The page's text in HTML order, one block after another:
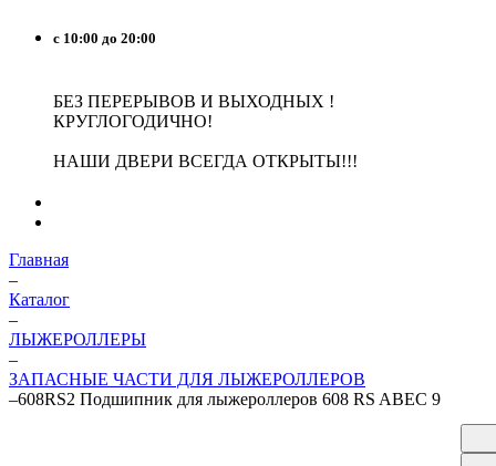
с 10:00 до 20:00
БЕЗ ПЕРЕРЫВОВ И ВЫХОДНЫХ !
КРУГЛОГОДИЧНО!
НАШИ ДВЕРИ ВСЕГДА ОТКРЫТЫ!!!
Главная
–
Каталог
–
ЛЫЖЕРОЛЛЕРЫ
–
ЗАПАСНЫЕ ЧАСТИ ДЛЯ ЛЫЖЕРОЛЛЕРОВ
–608RS2 Подшипник для лыжероллеров 608 RS ABEC 9